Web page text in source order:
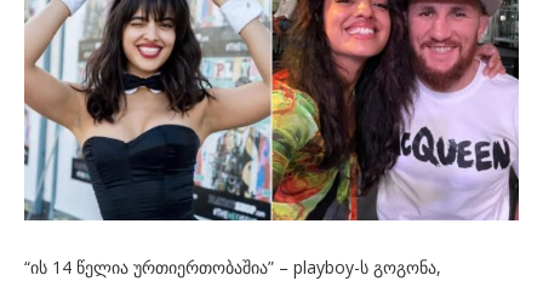
“ის 14 წელია ურთიერთობაშია” – playboy-ს გოგონა,